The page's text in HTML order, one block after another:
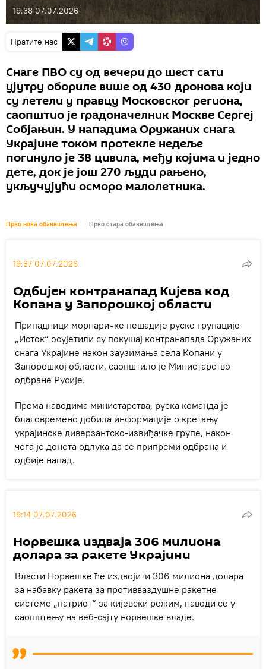
19:38 07.07.2026
Пратите нас
Снаге ПВО су од вечери до шест сати
ујутру обориле више од 430 дронова који
су летели у правцу Московског региона,
саопштио је градоначелник Москве Сергеј
Собјањин. У нападима Оружаних снага
Украјине током протекле недеље
погинуло је 38 цивила, међу којима и једно
дете, док је још 270 људи рањено,
укључујући осморо малолетника.
Прво нова обавештења Прво стара обавештења
19:37 07.07.2026
Одбијен контранапад Кијева код
Копана у Запорошкој области
Припадници морнаричке пешадије руске групације
„Исток“ осујетили су покушај контранапада Оружаних
снага Украјине након заузимања села Копани у
Запорошкој области, саопштило је Министарство
одбране Русије.
Према наводима министарства, руска команда је
благовремено добила информације о кретању
украјинске диверзантско-извиђачке групе, након
чега је донета одлука да се припреми одбрана и
одбије напад.
19:14 07.07.2026
Норвешка издваја 306 милиона
долара за ракете Украјини
Власти Норвешке ће издвојити 306 милиона долара
за набавку ракета за противваздушне ракетне
системе „патриот“ за кијевски режим, наводи се у
саопштењу на веб-сајту норвешке владе.